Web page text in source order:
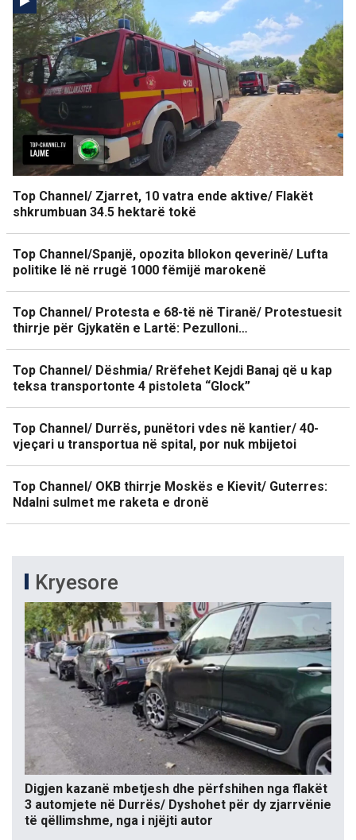
Top Channel/ Zjarret, 10 vatra ende aktive/ Flakët
shkrumbuan 34.5 hektarë tokë
Top Channel/Spanjë, opozita bllokon qeverinë/ Lufta
politike lë në rrugë 1000 fëmijë marokenë
Top Channel/ Protesta e 68-të në Tiranë/ Protestuesit
thirrje për Gjykatën e Lartë: Pezulloni…
Top Channel/ Dëshmia/ Rrëfehet Kejdi Banaj që u kap
teksa transportonte 4 pistoleta “Glock”
Top Channel/ Durrës, punëtori vdes në kantier/ 40-
vjeçari u transportua në spital, por nuk mbijetoi
Top Channel/ OKB thirrje Moskës e Kievit/ Guterres:
Ndalni sulmet me raketa e dronë
Kryesore
Digjen kazanë mbetjesh dhe përfshihen nga flakët
3 automjete në Durrës/ Dyshohet për dy zjarrvënie
të qëllimshme, nga i njëjti autor